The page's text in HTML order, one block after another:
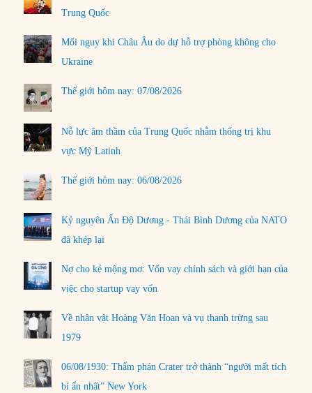
Trung Quốc
Mối nguy khi Châu Âu do dự hỗ trợ phòng không cho
Ukraine
Thế giới hôm nay: 07/08/2026
Nỗ lực âm thầm của Trung Quốc nhằm thống trị khu
vực Mỹ Latinh
Thế giới hôm nay: 06/08/2026
Kỷ nguyên Ấn Độ Dương - Thái Bình Dương của NATO
đã khép lại
Nợ cho kẻ mộng mơ: Vốn vay chính sách và giới hạn của
việc cho startup vay vốn
Về nhân vật Hoàng Văn Hoan và vụ thanh trừng sau
1979
06/08/1930: Thẩm phán Crater trở thành “người mất tích
bí ẩn nhất” New York